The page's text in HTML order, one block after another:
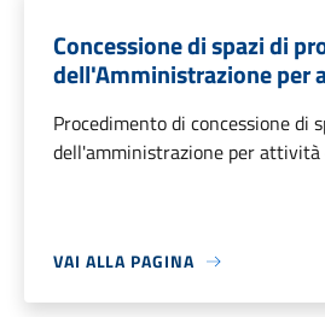
Concessione di spazi di
dell'Amministrazione per
Procedimento di concessione di
dell'amministrazione per
VAI ALLA PAGINA